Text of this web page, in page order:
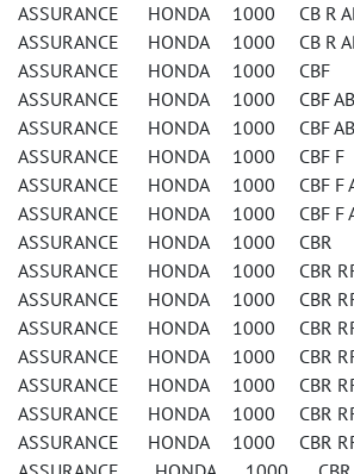
ASSURANCE HONDA 1000 CB R
ASSURANCE HONDA 1000 CB R
ASSURANCE HONDA 1000 CBF
ASSURANCE HONDA 1000 CBF
ASSURANCE HONDA 1000 CBF ABS
ASSURANCE HONDA 1000 CBF F
ASSURANCE HONDA 1000 CBF F
ASSURANCE HONDA 1000 CBF F
ASSURANCE HONDA 1000 CBR
ASSURANCE HONDA 1000 CBR RR
ASSURANCE HONDA 1000 CBR RR
ASSURANCE HONDA 1000 CBR RR
ASSURANCE HONDA 1000 CBR RR
ASSURANCE HONDA 1000 CBR RR
ASSURANCE HONDA 1000 CBR RR
ASSURANCE HONDA 1000 CBR RR